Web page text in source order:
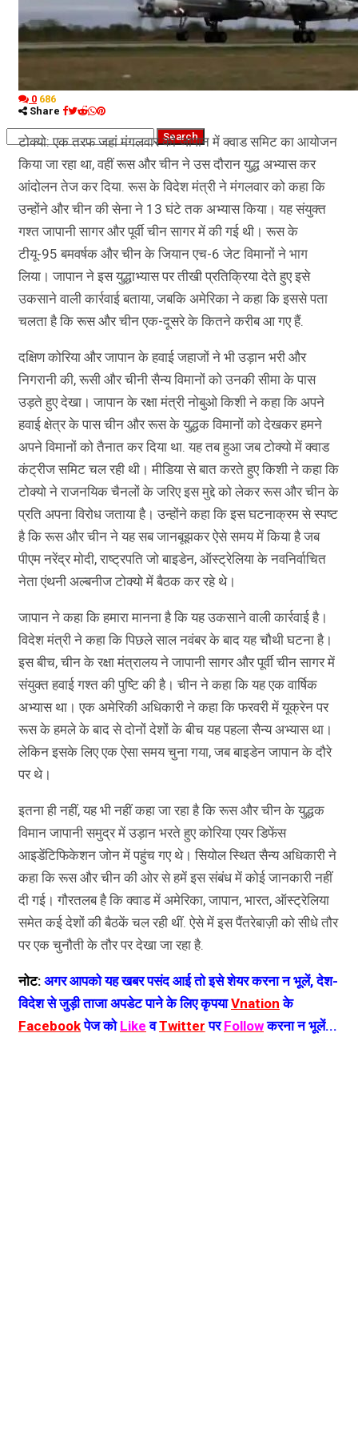
कृषि
धर्म
विज्ञान तकनीकी
0 686
Share
टोक्यो: एक तरफ जहां मंगलवार को जापान में क्वाड समिट का आयोजन
किया जा रहा था, वहीं रूस और चीन ने उस दौरान युद्ध अभ्यास कर
आंदोलन तेज कर दिया. रूस के विदेश मंत्री ने मंगलवार को कहा कि
उन्होंने और चीन की सेना ने 13 घंटे तक अभ्यास किया। यह संयुक्त
गश्त जापानी सागर और पूर्वी चीन सागर में की गई थी। रूस के
टीयू-95 बमवर्षक और चीन के जियान एच-6 जेट विमानों ने भाग
लिया। जापान ने इस युद्धाभ्यास पर तीखी प्रतिक्रिया देते हुए इसे
उकसाने वाली कार्रवाई बताया, जबकि अमेरिका ने कहा कि इससे पता
चलता है कि रूस और चीन एक-दूसरे के कितने करीब आ गए हैं.
दक्षिण कोरिया और जापान के हवाई जहाजों ने भी उड़ान भरी और
निगरानी की, रूसी और चीनी सैन्य विमानों को उनकी सीमा के पास
उड़ते हुए देखा। जापान के रक्षा मंत्री नोबुओ किशी ने कहा कि अपने
हवाई क्षेत्र के पास चीन और रूस के युद्धक विमानों को देखकर हमने
अपने विमानों को तैनात कर दिया था. यह तब हुआ जब टोक्यो में क्वाड
कंट्रीज समिट चल रही थी। मीडिया से बात करते हुए किशी ने कहा कि
टोक्यो ने राजनयिक चैनलों के जरिए इस मुद्दे को लेकर रूस और चीन के
प्रति अपना विरोध जताया है। उन्होंने कहा कि इस घटनाक्रम से स्पष्ट
है कि रूस और चीन ने यह सब जानबूझकर ऐसे समय में किया है जब
पीएम नरेंद्र मोदी, राष्ट्रपति जो बाइडेन, ऑस्ट्रेलिया के नवनिर्वाचित
नेता एंथनी अल्बनीज टोक्यो में बैठक कर रहे थे।
जापान ने कहा कि हमारा मानना ​​है कि यह उकसाने वाली कार्रवाई है।
विदेश मंत्री ने कहा कि पिछले साल नवंबर के बाद यह चौथी घटना है।
इस बीच, चीन के रक्षा मंत्रालय ने जापानी सागर और पूर्वी चीन सागर में
संयुक्त हवाई गश्त की पुष्टि की है। चीन ने कहा कि यह एक वार्षिक
अभ्यास था। एक अमेरिकी अधिकारी ने कहा कि फरवरी में यूक्रेन पर
रूस के हमले के बाद से दोनों देशों के बीच यह पहला सैन्य अभ्यास था।
लेकिन इसके लिए एक ऐसा समय चुना गया, जब बाइडेन जापान के दौरे
पर थे।
इतना ही नहीं, यह भी नहीं कहा जा रहा है कि रूस और चीन के युद्धक
विमान जापानी समुद्र में उड़ान भरते हुए कोरिया एयर डिफेंस
आइडेंटिफिकेशन जोन में पहुंच गए थे। सियोल स्थित सैन्य अधिकारी ने
कहा कि रूस और चीन की ओर से हमें इस संबंध में कोई जानकारी नहीं
दी गई। गौरतलब है कि क्वाड में अमेरिका, जापान, भारत, ऑस्ट्रेलिया
समेत कई देशों की बैठकें चल रही थीं. ऐसे में इस पैंतरेबाज़ी को सीधे तौर
पर एक चुनौती के तौर पर देखा जा रहा है.
नोट: अगर आपको यह खबर पसंद आई तो इसे शेयर करना न भूलें, देश-
विदेश से जुड़ी ताजा अपडेट पाने के लिए कृपयाVnation के
Facebookपेज को Like वTwitter परFollowकरना न भूलें...